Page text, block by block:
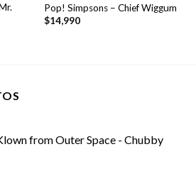
Pop! Simpsons – Chief Wiggum
$14,990
from Outer Space - Chubby